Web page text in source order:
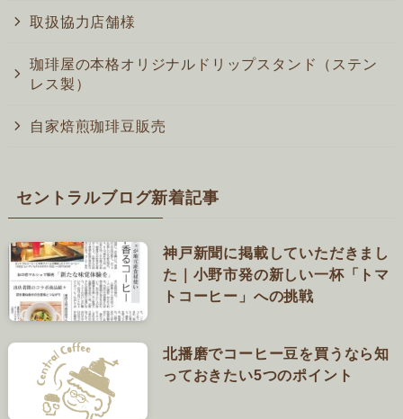
取扱協力店舗様
珈琲屋の本格オリジナルドリップスタンド（ステン
レス製）
自家焙煎珈琲豆販売
セントラルブログ新着記事
神戸新聞に掲載していただきまし
た｜小野市発の新しい一杯「トマ
トコーヒー」への挑戦
北播磨でコーヒー豆を買うなら知
っておきたい5つのポイント